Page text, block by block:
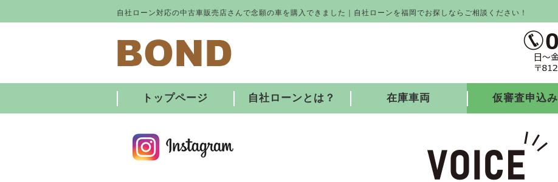
自社ローン対応の中古車販売店さんで念願の車を購入できました｜自社ローンを福岡でお探しならご相談ください！
トップページ 自社ローンとは？ 在庫車両 仮審査申込み